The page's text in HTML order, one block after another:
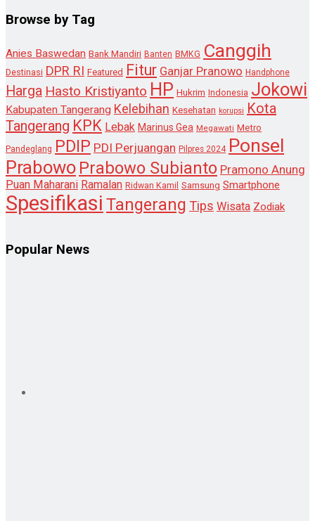
Browse by Tag
Anies Baswedan Bank Mandiri Banten BMKG Canggih
Destinasi DPR RI Featured Fitur Ganjar Pranowo Handphone
Harga Hasto Kristiyanto HP Hukrim Indonesia Jokowi
Kabupaten Tangerang Kelebihan Kesehatan korupsi
Kota
Tangerang KPK Lebak Marinus Gea Megawati Metro
Pandeglang PDIP PDI Perjuangan Pilpres 2024 Ponsel
Prabowo Prabowo Subianto Pramono Anung
Puan Maharani Ramalan Ridwan Kamil Samsung Smartphone
Spesifikasi Tangerang Tips Wisata Zodiak
Popular News